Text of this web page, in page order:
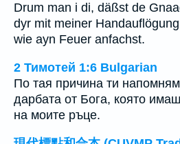
Drum man i di, däßst de
dyr mit meiner
wie ayn Feuer anfachst.
2 Тимотей 1:6 Bulgarian
По тая причина ти
дарбата от Бога, която
на моите ръце.